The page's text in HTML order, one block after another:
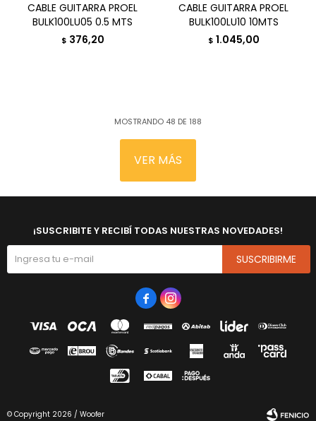
CABLE GUITARRA PROEL
BULK100LU05 0.5 MTS
$ 376,20
CABLE GUITARRA PROEL
BULK100LU10 10MTS
$ 1.045,00
MOSTRANDO 48 DE 188
VER MÁS
¡SUSCRIBITE Y RECIBÍ TODAS NUESTRAS NOVEDADES!
SUSCRIBIRME
 
© Copyright 2026 / Woofer